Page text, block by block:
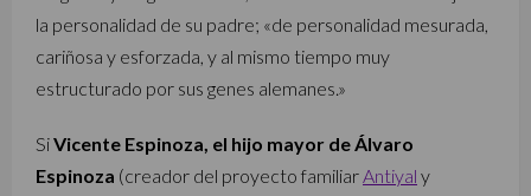
la personalidad de su padre; «de personalidad mesurada,
cariñosa y esforzada, y al mismo tiempo muy
estructurado por sus genes alemanes.»
SiVicente Espinoza, el hijo mayor de Álvaro
Espinoza (creador del proyecto familiar Antiyal y